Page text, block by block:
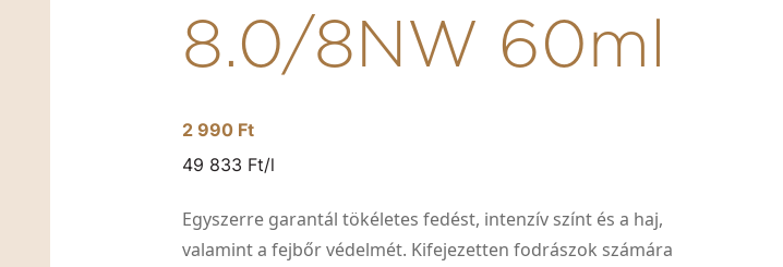
8.0/8NW 60ml
2 990 Ft
49 833 Ft/l
Egyszerre garantál tökéletes fedést, intenzív színt és a haj,
valamint a fejbőr védelmét. Kifejezetten fodrászok számára